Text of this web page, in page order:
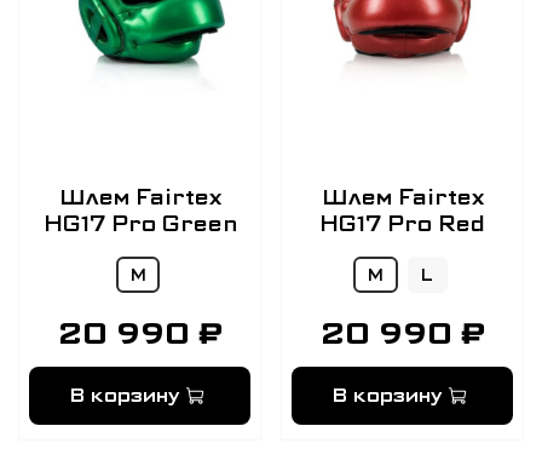
Шлем Fairtex
HG17 Pro Green
M
20 990 ₽
В корзину
Шлем Fairtex
HG17 Pro Red
M L
20 990 ₽
В корзину